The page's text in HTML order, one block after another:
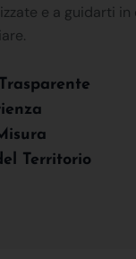
e a guidarti in
Territorio